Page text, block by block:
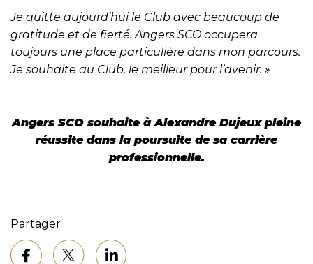
Je quitte aujourd’hui le Club avec beaucoup de
gratitude et de fierté. Angers SCO occupera
toujours une place particulière dans mon parcours.
Je souhaite au Club, le meilleur pour l’avenir. »
Angers SCO souhaite à Alexandre Dujeux pleine
réussite dans la poursuite de sa carrière
professionnelle.
Partager